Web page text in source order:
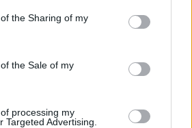
the Sharing of my
the Sale of my
processing my
Targeted Advertising.